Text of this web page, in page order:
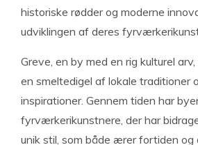
historiske rødder og moderne
udviklingen af deres
Greve, en by med en rig kulturel
en smeltedigel af lokale traditioner
inspirationer. Gennem tiden har
fyrværkerikunstnere, der har
unik stil, som både ærer fortiden og